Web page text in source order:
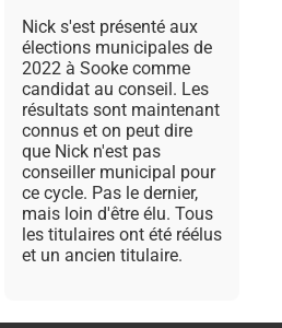
Nick s'est présenté aux
élections municipales de
2022 à Sooke comme
candidat au conseil. Les
résultats sont maintenant
connus et on peut dire
que Nick n'est pas
conseiller municipal pour
ce cycle. Pas le dernier,
mais loin d'être élu. Tous
les titulaires ont été réélus
et un ancien titulaire.